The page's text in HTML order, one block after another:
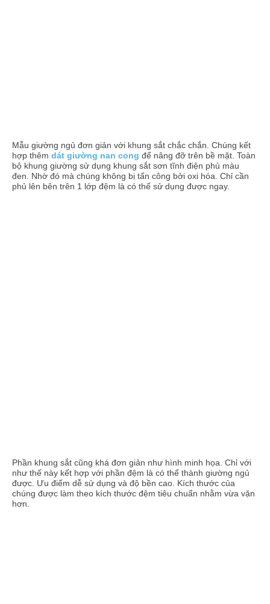
Mẫu giường ngủ đơn giản với khung sắt chắc chắn. Chúng kết
hợp thêm dát giường nan cong để nâng đỡ trên bề mặt. Toàn
bộ khung giường sử dụng khung sắt sơn tĩnh điện phủ màu
đen. Nhờ đó mà chúng không bị tấn công bởi oxi hóa. Chỉ cần
phủ lên bên trên 1 lớp đệm là có thể sử dụng được ngay.
Phần khung sắt cũng khá đơn giản như hình minh họa. Chỉ với
như thế này kết hợp với phần đệm là có thể thành giường ngủ
được. Ưu điểm dễ sử dụng và độ bền cao. Kích thước của
chúng được làm theo kích thước đệm tiêu chuẩn nhằm vừa vặn
hơn.